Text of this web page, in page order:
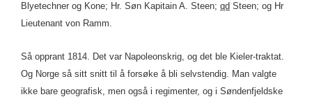
Blyetechner og Kone; Hr. Søn Kapitain A. Steen; qd Steen; og Hr
Lieutenant von Ramm.
Så opprant 1814. Det var Napoleonskrig, og det ble Kieler-traktat.
Og Norge så sitt snitt til å forsøke å bli selvstendig. Man valgte
ikke bare geografisk, men også i regimenter, og i Søndenfjeldske